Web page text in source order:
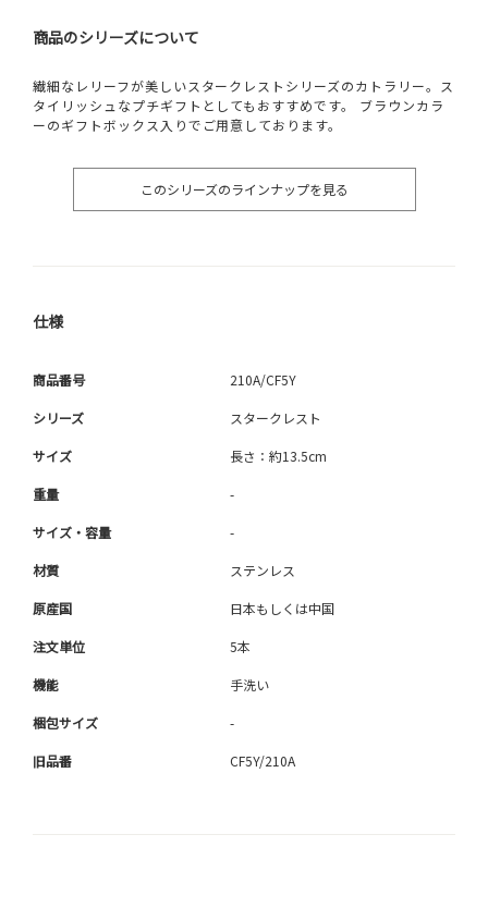
商品のシリーズについて
繊細なレリーフが美しいスタークレストシリーズのカトラリー。ス
タイリッシュなプチギフトとしてもおすすめです。 ブラウンカラ
ーのギフトボックス入りでご用意しております。
このシリーズのラインナップを見る
仕様
商品番号 210A/CF5Y
シリーズ スタークレスト
サイズ 長さ：約13.5cm
重量 -
サイズ・容量 -
材質 ステンレス
原産国 日本もしくは中国
注文単位 5本
機能 手洗い
梱包サイズ -
旧品番 CF5Y/210A